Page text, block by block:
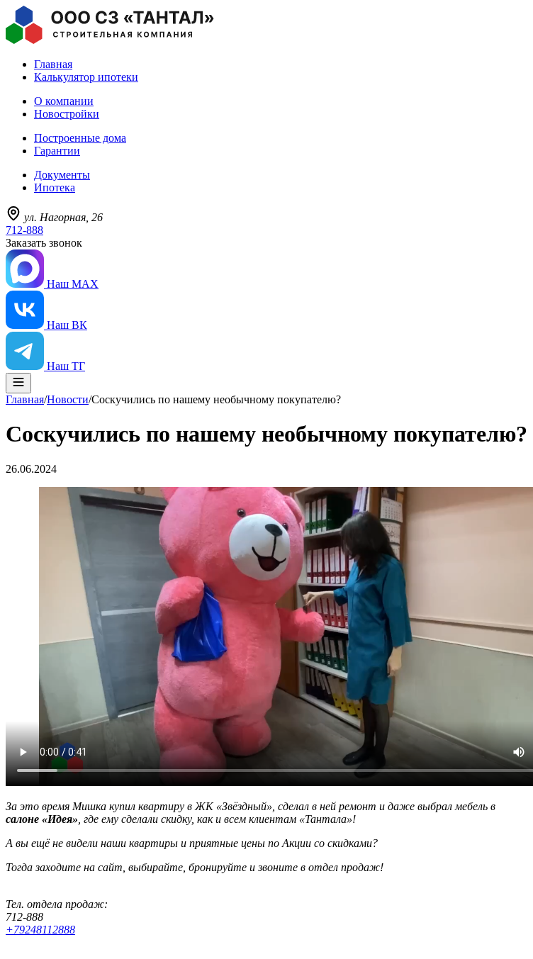
Главная
Калькулятор ипотеки
О компании
Новостройки
Построенные дома
Гарантии
Документы
Ипотека
ул. Нагорная, 26
712-888
Заказать звонок
Наш MAX
Наш ВК
Наш ТГ
Главная/Новости/Соскучились по нашему необычному покупателю?
Соскучились по нашему необычному покупателю?
26.06.2024
За это время Мишка купил квартиру в ЖК «Звёздный», сделал в ней ремонт и даже выбрал мебель в
салоне «Идея» , где ему сделали скидку, как и всем клиентам «Тантала»!
А вы ещё не видели наши квартиры и приятные цены по Акции со скидками?
Тогда заходите на сайт, выбирайте, бронируйте и звоните в отдел продаж!
Тел. отдела продаж:
712-888
+79248112888